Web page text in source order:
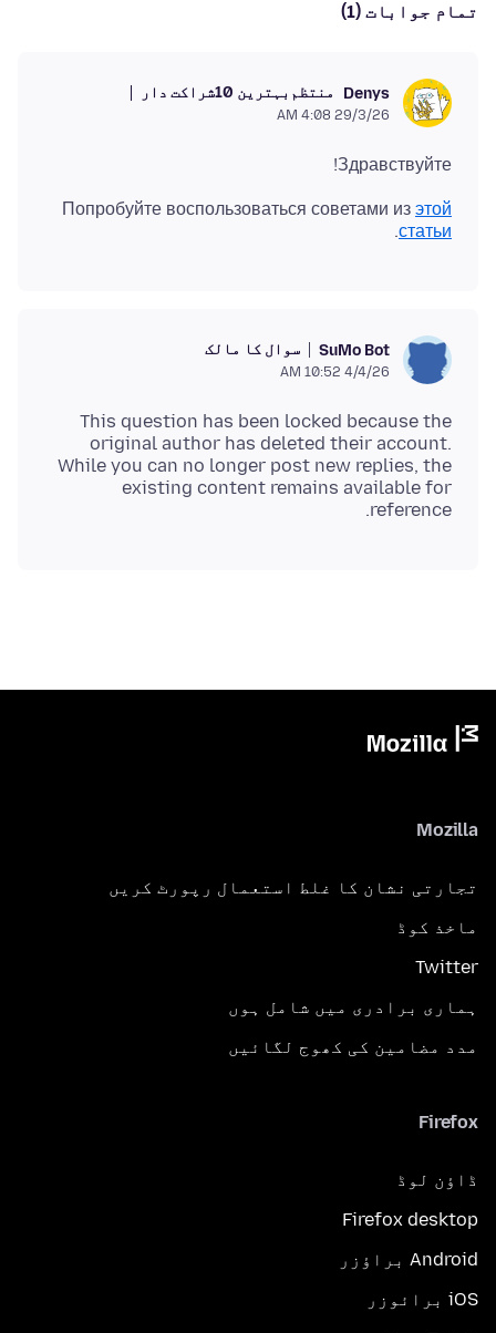
تمام جوابات (1)
Denys منتظم بہترین 10شراکت دار
29/3/26 4:08 AM
Здравствуйте!
Попробуйте воспользоваться советами из этой
статьи
.
SuMo Bot سوال کا مالک
4/4/26 10:52 AM
This question has been locked because the
original author has deleted their account.
While you can no longer post new replies, the
existing content remains available for
reference.
Mozilla
تجارتی نشان کا غلط استعمال رپورٹ کریں
ماخذ کوڈ
Twitter
ہماری برادری میں شامل ہوں
مدد مضامین کی کھوج لگائیں
Firefox
ڈاؤن لوڈ
Firefox desktop
Android براؤزر
iOS برائوزر